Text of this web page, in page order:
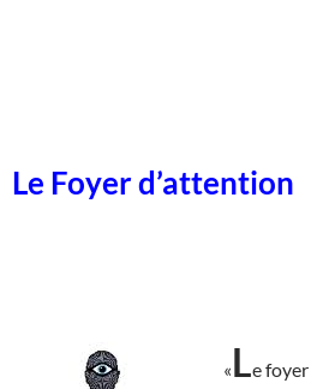
Le Foyer d’attention
«Le